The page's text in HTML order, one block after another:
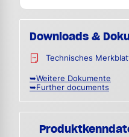
Downloads &
Technisches
➥Weitere Dokumente
➥Further documents